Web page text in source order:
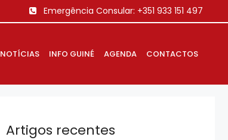
Emergência Consular: +351 933 151 497
NOTÍCIAS INFO GUINÉ AGENDA CONTACTOS
Artigos recentes